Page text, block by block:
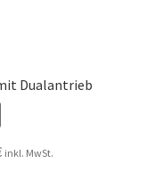
Dualantrieb
inkl. MwSt.